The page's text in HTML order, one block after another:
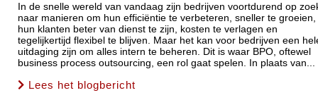
In de snelle wereld van vandaag zijn bedrijven voortdurend op
naar manieren om hun efficiëntie te verbeteren, sneller te groeien,
hun klanten beter van dienst te zijn, kosten te verlagen en
tegelijkertijd flexibel te blijven. Maar het kan voor bedrijven een
uitdaging zijn om alles intern te beheren. Dit is waar BPO, oftewel
business process outsourcing, een rol gaat spelen. In plaats van...
Lees het blogbericht